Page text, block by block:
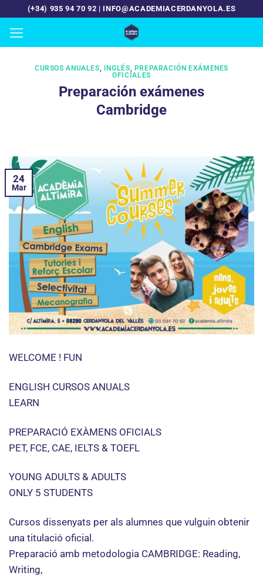
contenido
(+34) 935 94 70 92 | INFO@ACADEMIACERDANYOLA.ES
CURSOS ANUALES, INGLÉS, PREPARACIÓN EXÁMENES
OFICIALES
Preparación exámenes
Cambridge
24
Mar
WELCOME ! FUN
ENGLISH CURSOS ANUALS
LEARN
PREPARACIÓ EXÀMENS OFICIALS
PET, FCE, CAE, IELTS & TOEFL
YOUNG ADULTS & ADULTS
ONLY 5 STUDENTS
Cursos dissenyats per als alumnes que vulguin obtenir
una titulació oficial.
Preparació amb metodologia CAMBRIDGE: Reading,
Writing,